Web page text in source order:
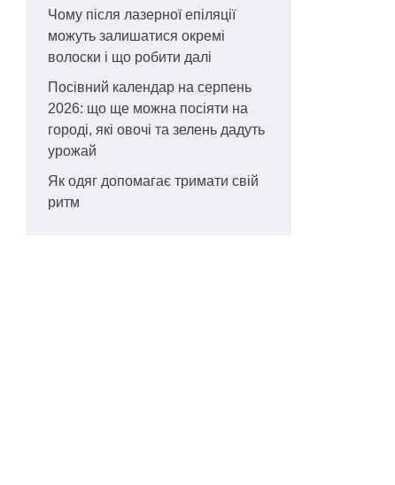
Чому після лазерної епіляції
можуть залишатися окремі
волоски і що робити далі
Посівний календар на серпень
2026: що ще можна посіяти на
городі, які овочі та зелень дадуть
урожай
Як одяг допомагає тримати свій
ритм